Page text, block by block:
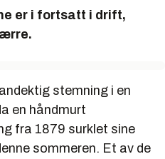
er i fortsatt i drift,
stemning i en
en håndmurt
fra 1879 surklet sine
sommeren. Et av de